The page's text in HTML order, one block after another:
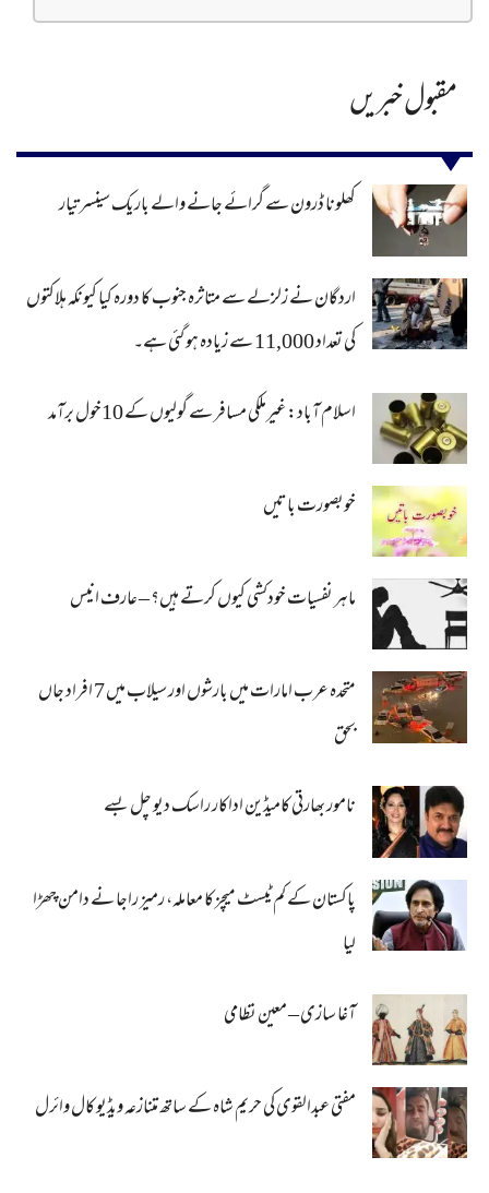
مقبول خبریں
کھلونا ڈرون سے گرائے جانے والے باریک سینسر تیار
اردگان نے زلزلے سے متاثرہ جنوب کا دورہ کیا کیونکہ ہلاکتوں
کی تعداد 11,000 سے زیادہ ہو گئی ہے۔
اسلام آباد: غیرملکی مسافر سے گولیوں کے 10خول برآمد
خوبصورت باتیں
ماہر نفسیات خودکشی کیوں کرتے ہیں؟ – عارف انیس
متحدہ عرب امارات میں بارشوں اور سیلاب میں 7 افراد جاں
بحق
نامور بھارتی کامیڈین اداکار راسک دیو چل بسے
پاکستان کے کم ٹیسٹ میچز کا معاملہ، رمیز راجا نے دامن چھڑا
لیا
آغا سازی – معین نظامی
مفتی عبدالقوی کی حریم شاہ کے ساتھ متنازعہ ویڈیو کال وائرل